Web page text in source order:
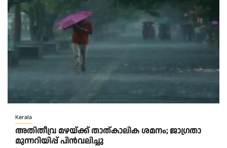
Kerala
അ​തി​തീ​വ്ര മ​ഴ​യ്ക്ക് താ​ത്കാ​ലി​ക ശ​മ​നം; ജാ​ഗ്ര​താ
മു​ന്ന​റി​യി​പ്പ് പി​ന്‍​വ​ലി​ച്ചു